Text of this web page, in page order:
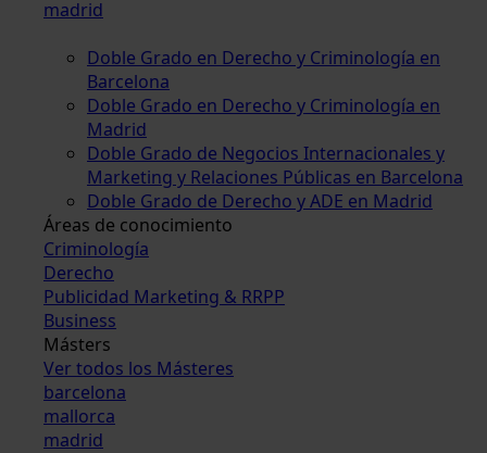
madrid
Doble Grado en Derecho y Criminología en
Barcelona
Doble Grado en Derecho y Criminología en
Madrid
Doble Grado de Negocios Internacionales y
Marketing y Relaciones Públicas en Barcelona
Doble Grado de Derecho y ADE en Madrid
Áreas de conocimiento
Criminología
Derecho
Publicidad Marketing & RRPP
Business
Másters
Ver todos los Másteres
barcelona
mallorca
madrid